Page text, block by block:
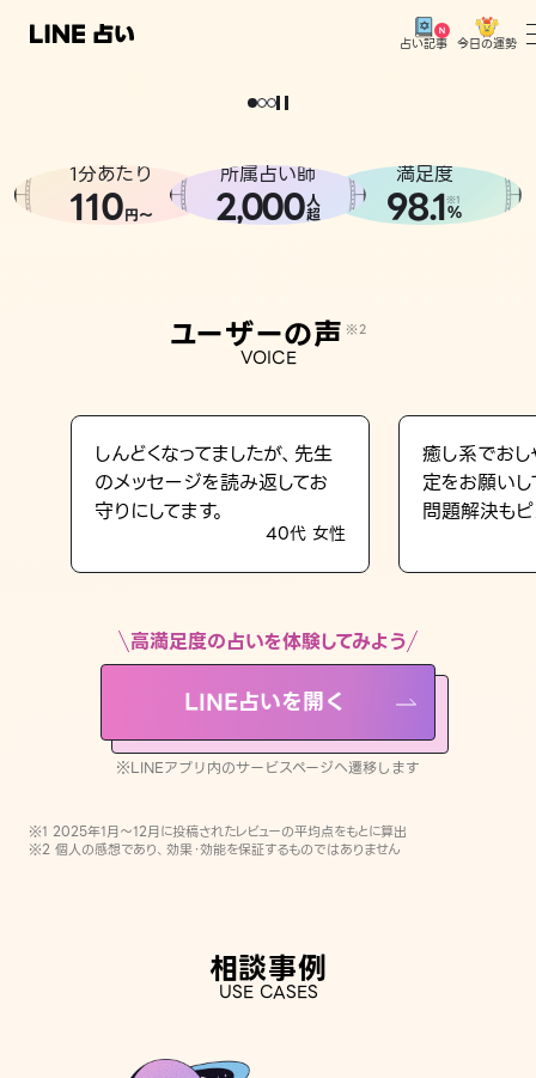
占い記事 今日の運勢
相談事例
LINE占いを開く
※LINEアプリ内のサービスページへ遷移します
どうせなら
。
1分あたり
110円〜
所属占い師
2,000人
超
満足度
98.1※1
%
ユーザーの声 ※2
VOICE
しんどくなってましたが、先生
のメッセージを読み返してお
守りにしてます。
40代 女性
癒し系でおし
定をお願い
問題解決もピ
高満足度の占いを体験してみよう
LINE占いを開く
※LINEアプリ内のサービスページへ遷移します
※1 2025年1月〜12月に投稿されたレビューの平均点をもとに算出
※2 個人の感想であり、効果・効能を保証するものではありません
相談事例
USE CASES